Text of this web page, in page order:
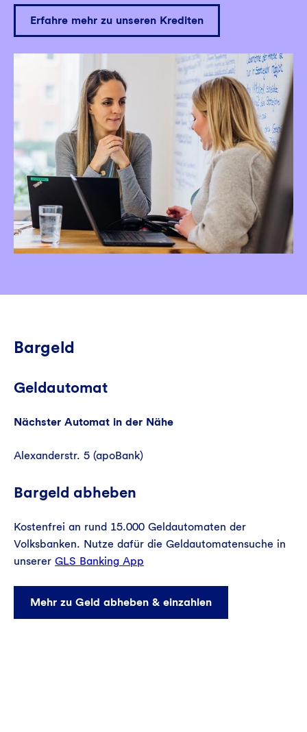
Erfahre mehr zu unseren Krediten
Bargeld
Geldautomat
Nächster Automat in der Nähe
Alexanderstr. 5 (apoBank)
Bargeld abheben
Kostenfrei an rund 15.000 Geldautomaten der
Volksbanken. Nutze dafür die Geldautomatensuche in
unserer GLS Banking App
Mehr zu Geld abheben & einzahlen